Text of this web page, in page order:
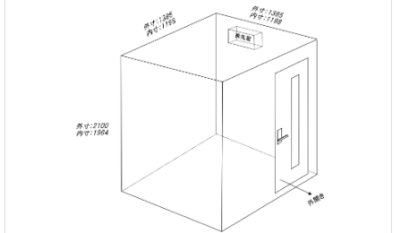
その他防音室
売約済みリスト